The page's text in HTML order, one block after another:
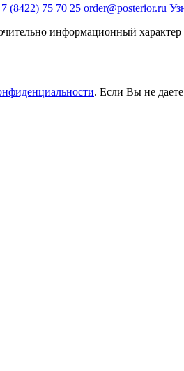
(8422) 75 70 25 order@posterior.ru
информационный
. Если Вы не